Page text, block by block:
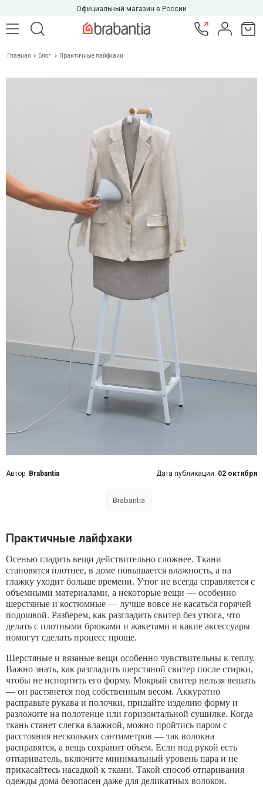
Официальный магазин в России
Главная Блог Практичные лайфхаки
Практичные лайфхаки
Осенью гладить вещи действительно сложнее. Ткани
становятся плотнее, в доме повышается влажность, а на
глажку уходит больше времени. Утюг не всегда справляется с
объемными материалами, а некоторые вещи — особенно
шерстяные и костюмные — лучше вовсе не касаться горячей
подошвой. Разберем, как разгладить свитер без утюга, что
делать с плотными брюками и жакетами и какие аксессуары
помогут сделать процесс проще.
Шерстяные и вязаные вещи особенно чувствительны к теплу.
Важно знать, как разгладить шерстяной свитер после стирки,
чтобы не испортить его форму. Мокрый свитер нельзя вешать
— он растянется под собственным весом. Аккуратно
расправьте рукава и полочки, придайте изделию форму и
разложите на полотенце или горизонтальной сушилке. Когда
ткань станет слегка влажной, можно пройтись паром с
расстояния нескольких сантиметров — так волокна
расправятся, а вещь сохранит объем. Если под рукой есть
отпариватель, включите минимальный уровень пара и не
прикасайтесь насадкой к ткани. Такой способ отпаривания
одежды дома безопасен даже для деликатных волокон.
Автор: Brabantia Дата публикации: 02 октября
Brabantia